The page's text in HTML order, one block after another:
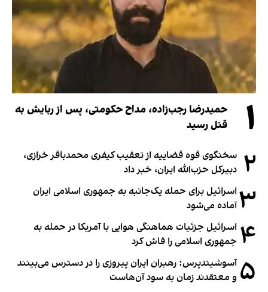
۱
حمیدرضا رجب‌زاده، مداح حکومتی، پس از ربایش به
قتل رسید
۲ سخنگوی قوه قضاییه از تعقیب کیفری محمدباقر خرازی،
دبیر‌کل حزب‌الله ایران، خبر داد
۳ اسرائیل برای حمله یک‌جانبه به جمهوری اسلامی ایران
آماده می‌شود
۴ اسرائیل جزئیات هماهنگی هوایی با آمریکا در حمله به
جمهوری اسلامی را فاش کرد
۵ آسوشیتدپرس: رهبران ایران پیروزی را در دسترس می‌بینند
و معتقدند زمان به سود آن‌هاست